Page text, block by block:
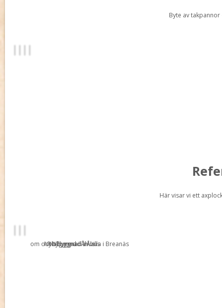
Byte av
Här visar vi ett
Nybyggnad i Åhus
NYbyggnad i Åhus
om och tillbygnad av villa i Breanäs